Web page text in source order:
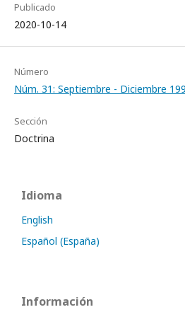
Publicado
2020-10-14
Número
Núm. 31: Septiembre - Diciembre
Sección
Doctrina
Idioma
English
Español (España)
Información